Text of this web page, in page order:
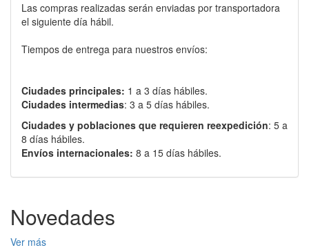
Las compras realizadas serán enviadas por transportadora
el siguiente día hábil.
Tiempos de entrega para nuestros envíos:
Ciudades principales: 1 a 3 días hábiles.
Ciudades intermedias: 3 a 5 días hábiles.
Ciudades y poblaciones que requieren reexpedición: 5 a
8 días hábiles.
Envíos internacionales: 8 a 15 días hábiles.
Novedades
Ver más